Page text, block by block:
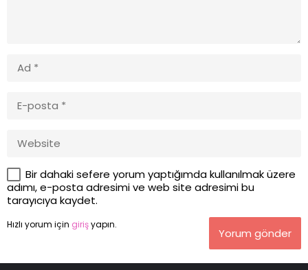
Bir dahaki sefere yorum yaptığımda kullanılmak üzere
adımı, e-posta adresimi ve web site adresimi bu
tarayıcıya kaydet.
Hızlı yorum için girişyapın.
Yorum gönder